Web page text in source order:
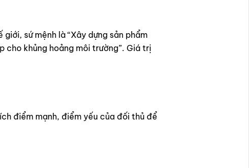
sứ mệnh là “Xây dựng sản phẩm
cho khủng hoảng môi trường”. Giá trị
điểm mạnh, điểm yếu của đối thủ để